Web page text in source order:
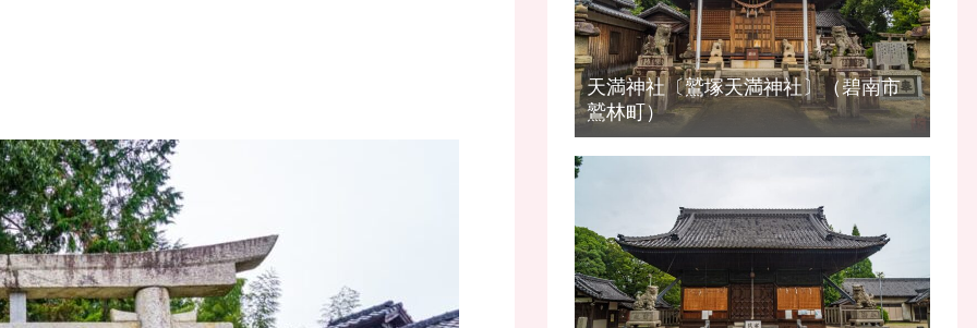
天満神社〔鷲塚天満神社〕（碧南市
鷲林町）